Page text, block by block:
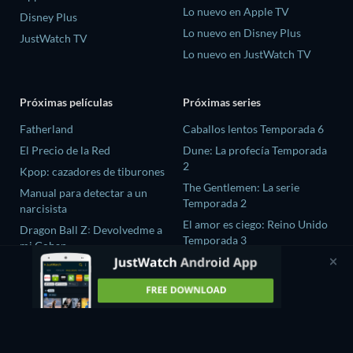
Disney Plus
JustWatch TV
Lo nuevo en Apple TV
Lo nuevo en Disney Plus
Lo nuevo en JustWatch TV
Próximas películas
Fatherland
El Precio de la Red
Kpop: cazadores de tiburones
Manual para detectar a un
narcisista
Dragon Ball Z꞉ Devolvedme a
mi Gohan
Próximas series
Caballos lentos Temporada 6
Dune: La profecía Temporada
2
The Gentlemen: La serie
Temporada 2
El amor es ciego: Reino Unido
Temporada 3
La maldición de Oak Island
Temporada 12